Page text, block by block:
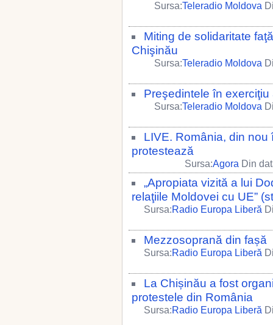
Sursa:Teleradio Moldova
Miting de solidaritate
Chişinău
Sursa:Teleradio Moldova
Preşedintele în
Sursa:Teleradio Moldova
LIVE. România, din
protestează
Sursa:Agora Din
„Apropiata vizită a lui
relaţiile Moldovei cu UE”
Sursa:Radio Europa Liberă
Mezzosoprană din fașă
Sursa:Radio Europa Liberă
La Chișinău a fost
protestele din România
Sursa:Radio Europa Liberă